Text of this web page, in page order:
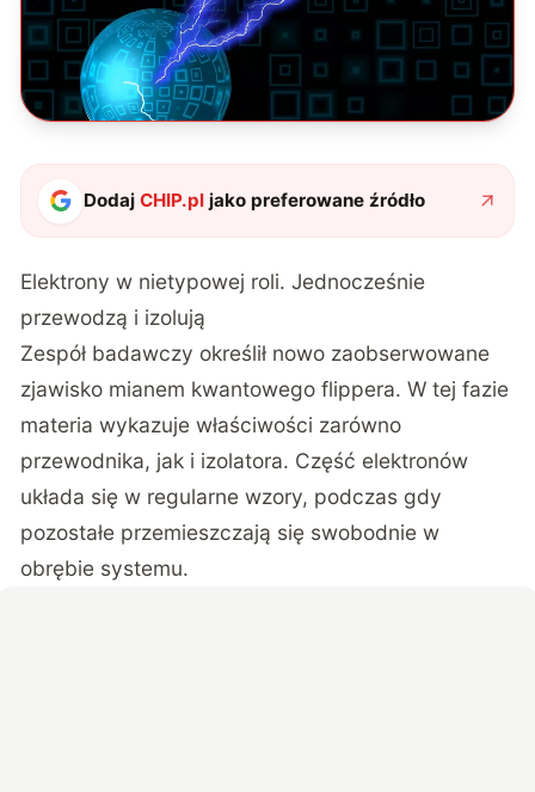
DodajCHIP.pl jako preferowane źródło
Elektrony w nietypowej roli. Jednocześnie
przewodzą i izolują
Zespół badawczy określił nowo zaobserwowane
zjawisko mianem kwantowego flippera. W tej fazie
materia wykazuje właściwości zarówno
przewodnika, jak i izolatora. Część elektronów
układa się w regularne wzory, podczas gdy
pozostałe przemieszczają się swobodnie w
obrębie systemu.